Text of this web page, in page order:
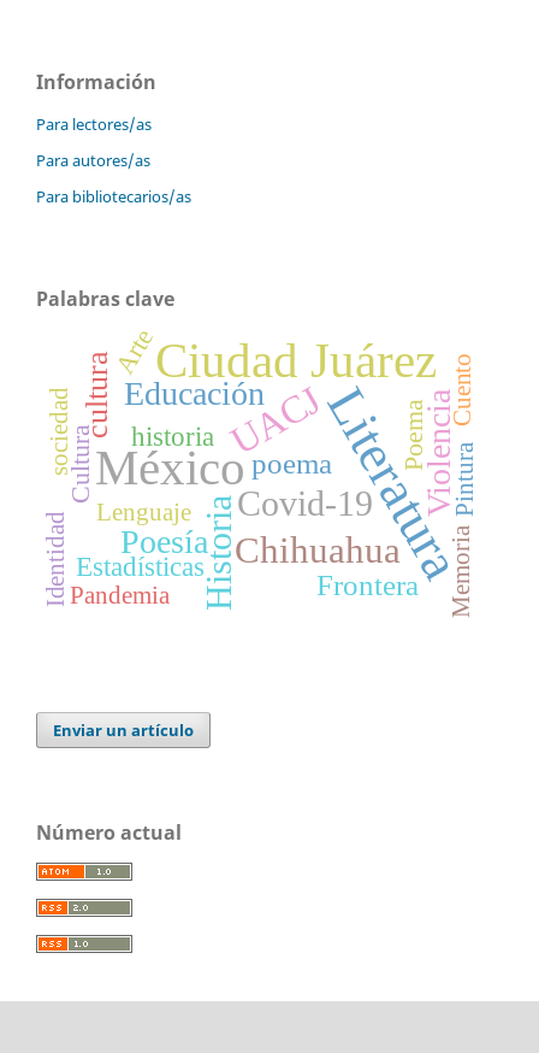
Información
Para lectores/as
Para autores/as
Para bibliotecarios/as
Palabras clave
Literatura
Ciudad Juárez
México
UACJ
Chihuahua
HistoriaCovid-19
Poesía
Violencia
Educación
cultura
poema
Frontera
Estadísticas
historia
Cultura Poema
Arte
sociedad
Lenguaje
Pandemia
Cuento
Pintura
Identidad Memoria
Enviar un artículo
Número actual